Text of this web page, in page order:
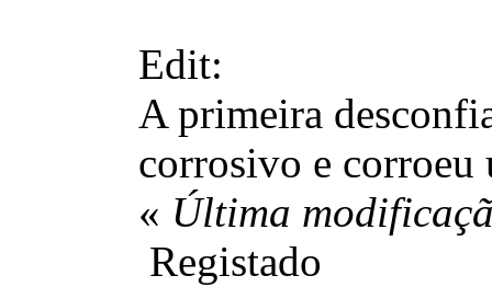
Edit:
A primeira
corrosivo e corroeu
« Última
Registado